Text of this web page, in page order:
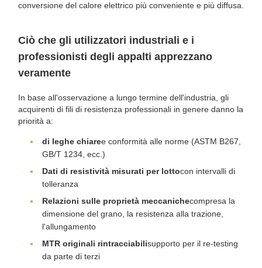
conversione del calore elettrico più conveniente e più diffusa.
Ciò che gli utilizzatori industriali e i
professionisti degli appalti apprezzano
veramente
In base all'osservazione a lungo termine dell'industria, gli
acquirenti di fili di resistenza professionali in genere danno la
priorità a:
di leghe chiaree conformità alle norme (ASTM B267,
GB/T 1234, ecc.)
Dati di resistività misurati per lottocon intervalli di
tolleranza
Relazioni sulle proprietà meccanichecompresa la
dimensione del grano, la resistenza alla trazione,
l'allungamento
MTR originali rintracciabilisupporto per il re-testing
da parte di terzi